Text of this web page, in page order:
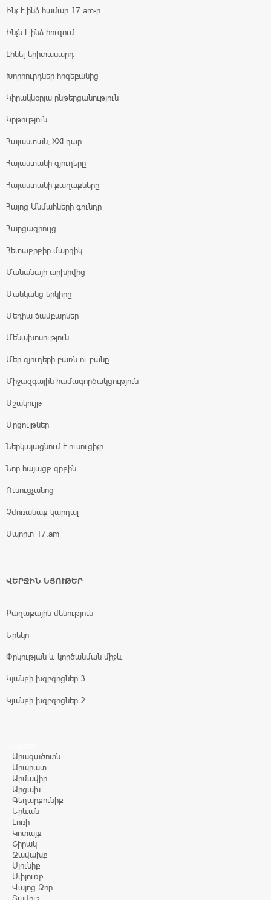
Ինչ է ինձ համար 17.am-ը
Ինչն է ինձ հուզում
Լինել երիտասարդ
Խորհուրդներ հոգեբանից
Կիրակնօրյա ընթերցանություն
Կրթություն
Հայաստան, XXI դար
Հայաստանի գյուղերը
Հայաստանի քաղաքները
Հայոց Անմահների գունդը
Հարցազրույց
Հետաքրքիր մարդիկ
Մանանայի արխիվից
Մանկանց երկիրը
Մեդիա ճամբարներ
Մենախոսություն
Մեր գյուղերի բառն ու բանը
Միջազգային համագործակցություն
Մշակույթ
Մրցույթներ
Ներկայացնում է ուսուցիչը
Նոր հայացք գրքին
Ուսուցչանոց
Չմոռանաք կարդալ
Սպորտ 17.am
ՎԵՐՋԻՆ ՆՅՈՒԹԵՐ
Քաղաքային մենություն
Երեկո
Փրկության և կործանման միջև
Կյանքի խզբզոցներ 3
Կյանքի խզբզոցներ 2
Արագածոտն
Արարատ
Արմավիր
Արցախ
Գեղարքունիք
Երևան
Լոռի
Կոտայք
Շիրակ
Ջավախք
Սյունիք
Սփյուռք
Վայոց Ձոր